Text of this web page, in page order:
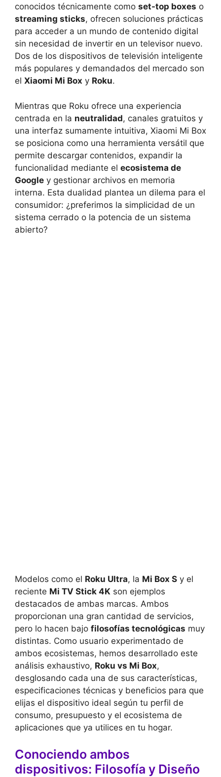
conocidos técnicamente como set-top boxes o
streaming sticks, ofrecen soluciones prácticas
para acceder a un mundo de contenido digital
sin necesidad de invertir en un televisor nuevo.
Dos de los dispositivos de televisión inteligente
más populares y demandados del mercado son
el Xiaomi Mi Box y Roku.
Mientras que Roku ofrece una experiencia
centrada en la neutralidad, canales gratuitos y
una interfaz sumamente intuitiva, Xiaomi Mi Box
se posiciona como una herramienta versátil que
permite descargar contenidos, expandir la
funcionalidad mediante el ecosistema de
Google y gestionar archivos en memoria
interna. Esta dualidad plantea un dilema para el
consumidor: ¿preferimos la simplicidad de un
sistema cerrado o la potencia de un sistema
abierto?
Modelos como el Roku Ultra, la Mi Box S y el
reciente Mi TV Stick 4K son ejemplos
destacados de ambas marcas. Ambos
proporcionan una gran cantidad de servicios,
pero lo hacen bajo filosofías tecnológicas muy
distintas. Como usuario experimentado de
ambos ecosistemas, hemos desarrollado este
análisis exhaustivo, Roku vs Mi Box,
desglosando cada una de sus características,
especificaciones técnicas y beneficios para que
elijas el dispositivo ideal según tu perfil de
consumo, presupuesto y el ecosistema de
aplicaciones que ya utilices en tu hogar.
Conociendo ambos
dispositivos: Filosofía y Diseño